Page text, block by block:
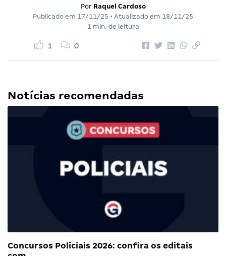
Por Raquel Cardoso
Publicado em 17/11/25 • Atualizado em 18/11/25
1 min. de leitura
1 0
Notícias recomendadas
Concursos Policiais 2026: confira os editais